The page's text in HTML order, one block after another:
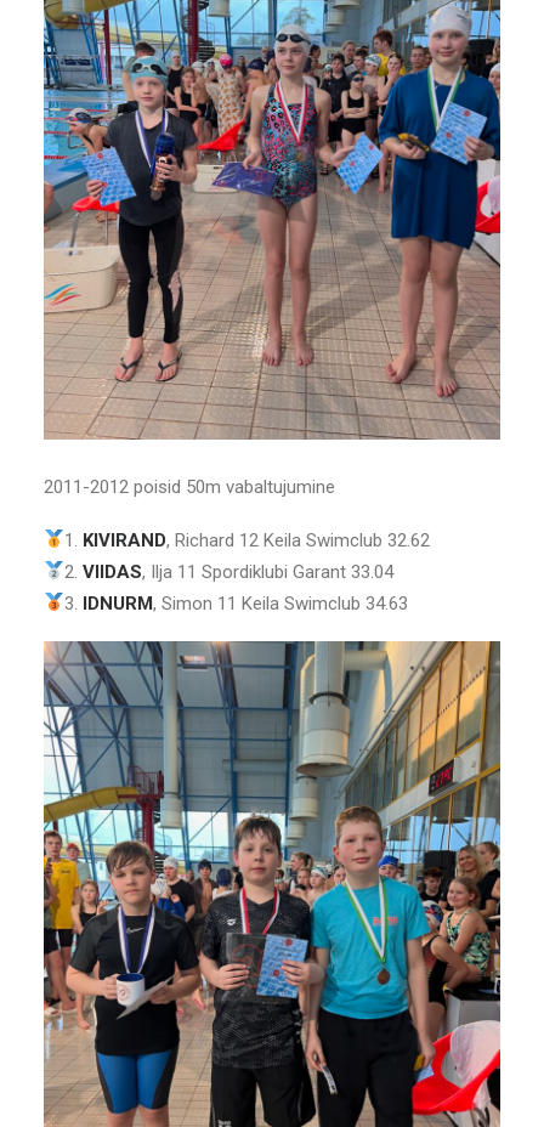
2011-2012 poisid 50m vabaltujumine
1. KIVIRAND, Richard 12 Keila Swimclub 32.62
2.VIIDAS, Ilja 11 Spordiklubi Garant 33.04
3. IDNURM, Simon 11 Keila Swimclub 34.63